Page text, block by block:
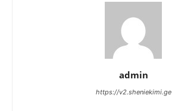
admin
https://v2.sheniekimi.ge